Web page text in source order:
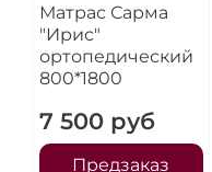
Матрас Сарма
"Ирис"
ортопедический
800*1800
7 500 руб
Предзаказ